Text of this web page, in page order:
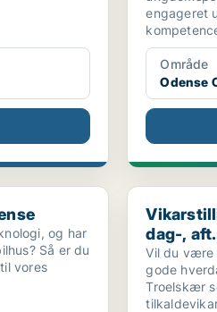
engageret
Område
Odense
og har
Så er du
vores
Vikarstilling:
dag-,
Vil du være
gode
Troelskær